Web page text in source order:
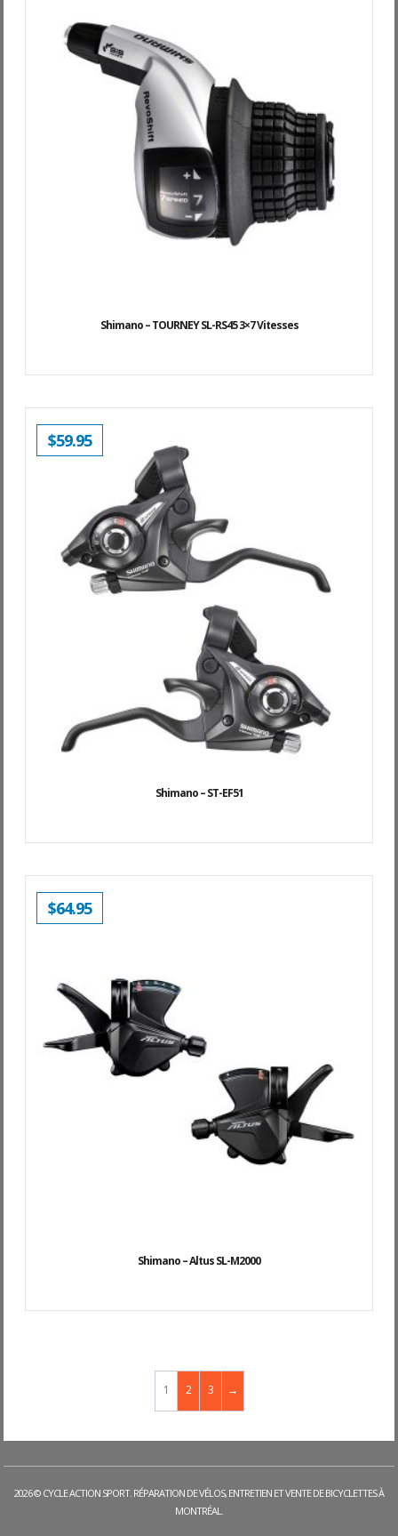
Shimano – TOURNEY SL-RS45 3×7 Vitesses
Shimano – ST-EF51
$59.95
Shimano – Altus SL-M2000
$64.95
1 2 3 →
2026 © CYCLE ACTION SPORT. RÉPARATION DE VÉLOS, ENTRETIEN ET VENTE DE BICYCLETTES À
MONTRÉAL.